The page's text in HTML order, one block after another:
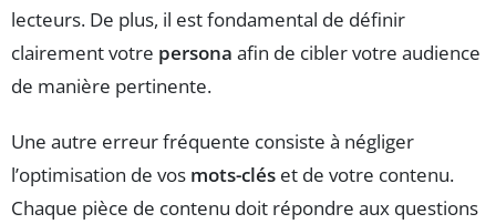
lecteurs. De plus, il est fondamental de définir
clairement votre persona afin de cibler votre audience
de manière pertinente.
Une autre erreur fréquente consiste à négliger
l’optimisation de vos mots-clés et de votre contenu.
Chaque pièce de contenu doit répondre aux questions